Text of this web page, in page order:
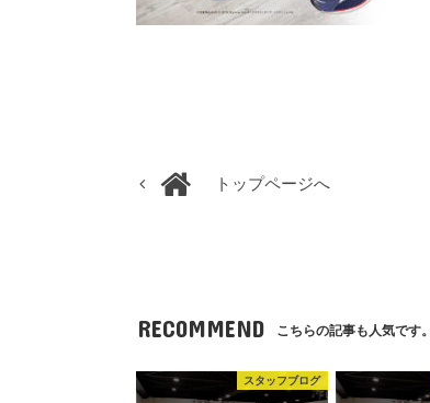
トップページへ
RECOMMEND こちらの記事も人気です。
スタッフブログ